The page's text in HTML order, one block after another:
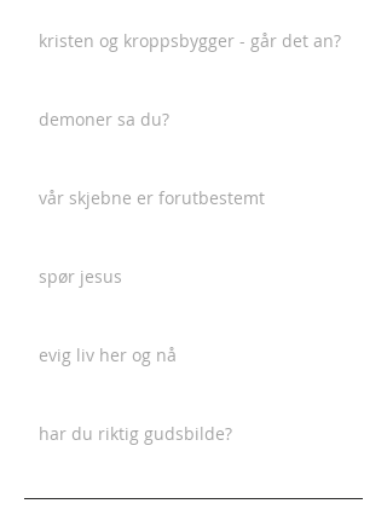
kristen og kroppsbygger - går det an?
demoner sa du?
vår skjebne er forutbestemt
spør jesus
evig liv her og nå
har du riktig gudsbilde?